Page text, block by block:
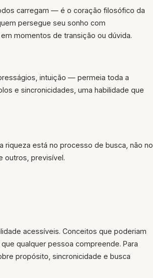
carregam — é o coração filosófico da
persegue seu sonho com
momentos de transição ou dúvida.
intuição — permeia toda a
e sincronicidades, uma habilidade que
riqueza está no processo de busca, não no
outros, previsível.
acessíveis. Conceitos que poderiam
qualquer pessoa compreende. Para
propósito, sincronicidade e busca